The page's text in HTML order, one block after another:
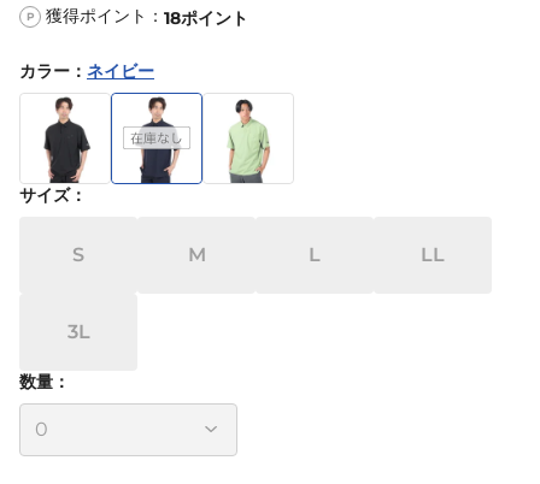
P 獲得ポイント： 18ポイント
カラー ： ネイビー
サイズ：
S M L LL
3L
数量：